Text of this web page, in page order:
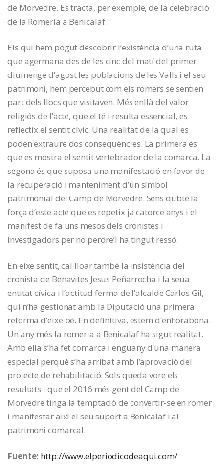
de Morvedre. Es tracta, per exemple, de la celebració
de la Romeria a Benicalaf.
Els qui hem pogut descobrir l’existència d’una ruta
que agermana des de les cinc del matí del primer
diumenge d’agost les poblacions de les Valls i el seu
patrimoni, hem percebut com els romers se sentien
part dels llocs que visitaven. Més enllà del valor
religiós de l’acte, que el té i resulta essencial, es
reflectix el sentit cívic. Una realitat de la qual es
poden extraure dos conseqüències. La primera és
que es mostra el sentit vertebrador de la comarca. La
segona és que suposa una manifestació en favor de
la recuperació i manteniment d’un símbol
patrimonial del Camp de Morvedre. Sens dubte la
força d’este acte que es repetix ja catorce anys i el
manifest de fa uns mesos dels cronistes i
investigadors per no perdre’l ha tingut ressò.
En eixe sentit, cal lloar també la insistència del
cronista de Benavites Jesus Peñarrocha i la seua
entitat cívica i l’actitud ferma de l’alcalde Carlos Gil,
qui n’ha gestionat amb la Diputació una primera
reforma d’eixe bé. En definitiva, estem d’enhorabona.
Un any més la romeria a Benicalaf ha sigut realitat.
Amb ella s’ha fet comarca i enguany d’una manera
especial perquè s’ha arribat amb l’aprovació del
projecte de rehabilitació. Sols queda vore els
resultats i que el 2016 més gent del Camp de
Morvedre tinga la temptació de convertir-se en romer
i manifestar així el seu suport a Benicalaf i al
patrimoni comarcal.
Fuente: http://www.elperiodicodeaqui.com/